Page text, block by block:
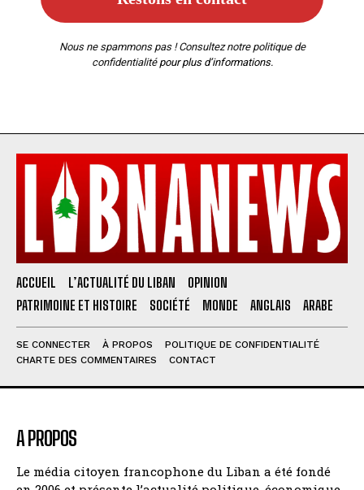
Nous ne spammons pas ! Consultez notre politique de
confidentialitépour plus d’informations.
ACCUEIL L’ACTUALITÉ DU LIBAN
OPINION
PATRIMOINE ET HISTOIRE
SOCIÉTÉ MONDE ANGLAIS ARABE
SE CONNECTER À PROPOS
POLITIQUE DE CONFIDENTIALITÉ
CHARTE DES COMMENTAIRES
CONTACT
A PROPOS
Le média citoyen francophone du Liban a été fondé